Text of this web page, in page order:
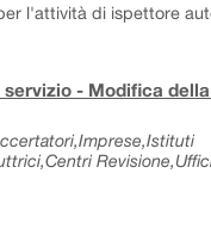
l'attività di ispettore
- Modifica